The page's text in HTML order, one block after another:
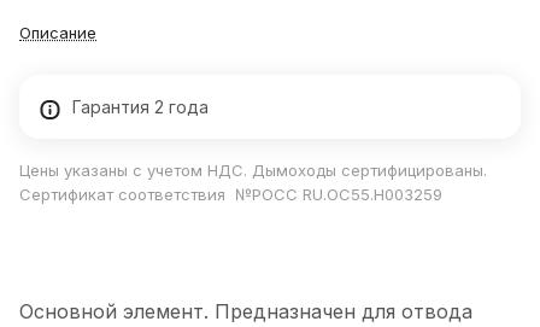
Описание
Гарантия 2 года
Цены указаны с учетом НДС. Дымоходы сертифицированы.
Сертификат соответствия №РОСС RU.ОС55.Н003259
Основной элемент. Предназначен для отвода